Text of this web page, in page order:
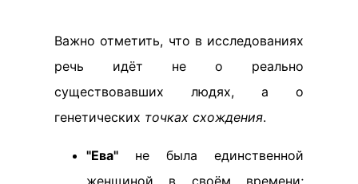
Важно отметить, что в исследованиях
речь идёт не о реально
существовавших людях, а о
генетических точках схождения.
"Ева" не была единственной
женщиной в своём времени;